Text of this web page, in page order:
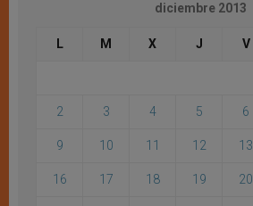
diciembre 2013
L M X J V
2 3 4 5 6
9 10 11 12 13
16 17 18 19 20